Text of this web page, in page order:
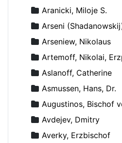
Aranicki, Miloje S.
Arseni
Arseniew, Nikolaus
Artemoff, Nikolai,
Aslanoff, Catherine
Asmussen, Hans, Dr.
Augustinos, Bischof
Avdejev, Dmitry
Averky, Erzbischof